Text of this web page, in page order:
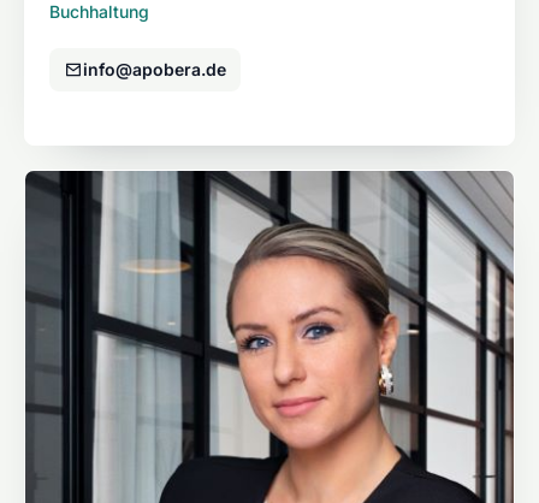
Buchhaltung
info@apobera.de